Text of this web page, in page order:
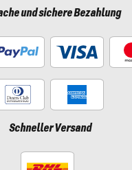
und sichere Bezahlung
Schneller Versand